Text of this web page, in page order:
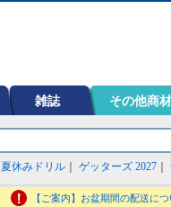
雑誌 その他商材
夏休みドリル ゲッターズ 2027
【ご案内】お盆期間の配送につ